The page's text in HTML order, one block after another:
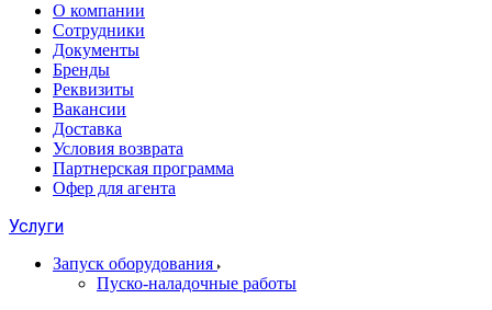
О компании
Сотрудники
Документы
Бренды
Реквизиты
Вакансии
Доставка
Условия возврата
Партнерская программа
Офер для агента
Услуги
Запуск оборудования
Пуско-наладочные работы